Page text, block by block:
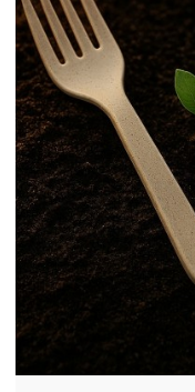
propiedad y las
para la transición
sostenibles que